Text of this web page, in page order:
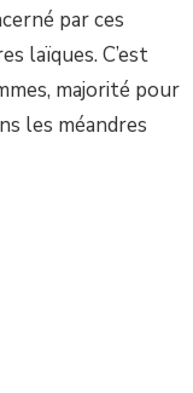
par ces
laïques. C’est
majorité pour
les méandres